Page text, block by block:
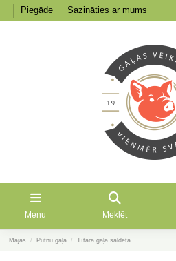
Piegāde Sazināties ar mums
Menu Meklēt
Mājas Putnu gaļa Tītara gaļa saldēta